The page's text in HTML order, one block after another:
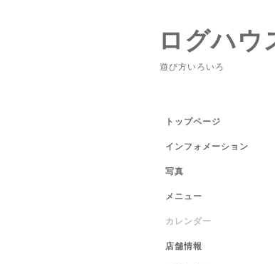
ログハウ
遊び方いろいろ
トップページ
インフォメーション
写真
メニュー
カレンダー
店舗情報